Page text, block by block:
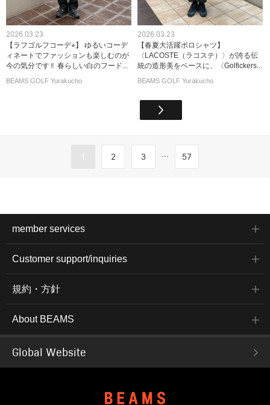
2026.03.23
【ラフゴルフコーデ⭐︎】 ゆるいコーデ
ィネートでファッションも楽しむのが
今の気分です✌︎ 春らしい白のフード...
BEAMS GOLF Yurakucho
2026.03.23
【春夏大活躍ポロシャツ】
〈LACOSTE（ラコステ）〉が誇る伝
統の造形美をベースに、〈Golfickers...
BEAMS GOLF Yurakucho
1 2 3 ... 57
member services
Customer support/inquiries
規約・方針
About BEAMS
Global Website